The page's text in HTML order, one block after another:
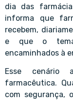
dia das
informa que
recebem,
e que o tema
encaminhados à
Esse cenário
farmacêutica.
com segurança,